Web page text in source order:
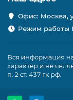
Офис: Москва,
Режим работы
Вся информация
характер и не
п. 2 ст. 437 гк рф.